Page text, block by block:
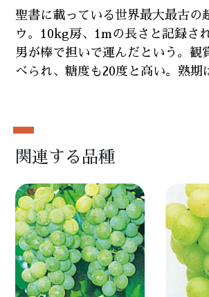
聖書に載っている世界最大最古の
ウ。10kg房、1mの長さと記録さ
男が棒で担いで運んだという。観
べられ、糖度も20度と高い。熟期
関連する品種